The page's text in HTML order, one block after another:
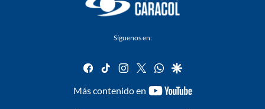
Síguenos en:
facebook
tiktok instagram
twitterwhatsapp
google
Más contenido en
youtube-